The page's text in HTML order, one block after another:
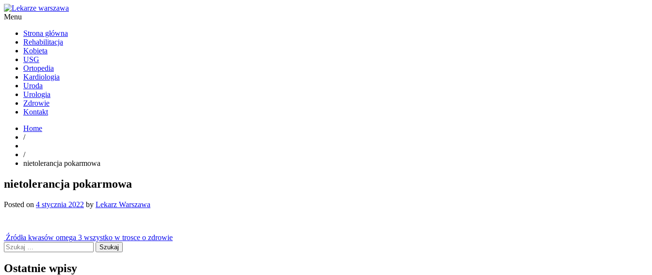
Menu
Strona główna
Rehabilitacja
Kobieta
USG
Ortopedia
Kardiologia
Uroda
Urologia
Zdrowie
Kontakt
Home
/
/
nietolerancja pokarmowa
nietolerancja pokarmowa
Posted on 4 stycznia 2022 by Lekarz Warszawa
Nawigacja
wpisu
Źródła kwasów omega 3 wszystko w trosce o zdrowie
Szukaj:
Ostatnie wpisy